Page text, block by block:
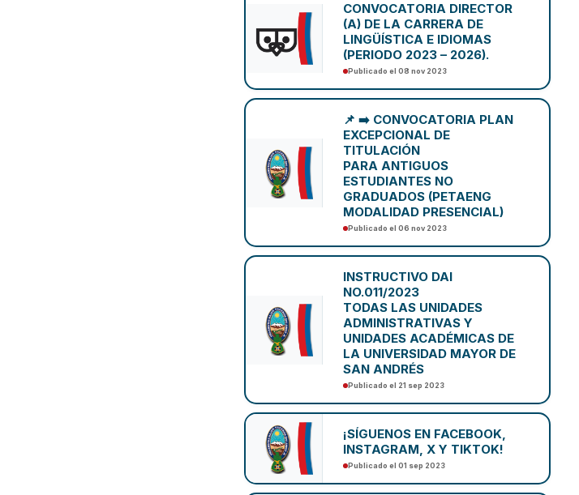
CONVOCATORIA DIRECTOR
(A) DE LA CARRERA DE
LINGÜÍSTICA E IDIOMAS
(PERIODO 2023 – 2026).
Publicado el 08 nov 2023
📌 ➡️ CONVOCATORIA PLAN
EXCEPCIONAL DE
TITULACIÓN
PARA ANTIGUOS
ESTUDIANTES NO
GRADUADOS (PETAENG
MODALIDAD PRESENCIAL)
Publicado el 06 nov 2023
INSTRUCTIVO DAI
NO.011/2023
TODAS LAS UNIDADES
ADMINISTRATIVAS Y
UNIDADES ACADÉMICAS DE
LA UNIVERSIDAD MAYOR DE
SAN ANDRÉS
Publicado el 21 sep 2023
¡SÍGUENOS EN FACEBOOK,
INSTAGRAM, X Y TIKTOK!
Publicado el 01 sep 2023